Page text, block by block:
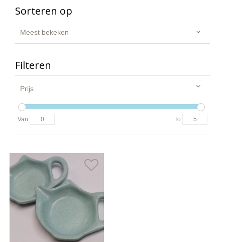
Sorteren op
Meest bekeken
Filteren
Prijs
Van To